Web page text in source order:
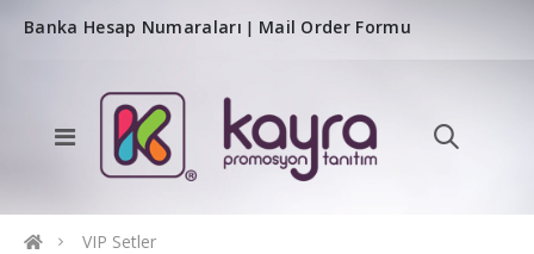
Banka Hesap Numaraları | Mail Order Formu
VIP Setler